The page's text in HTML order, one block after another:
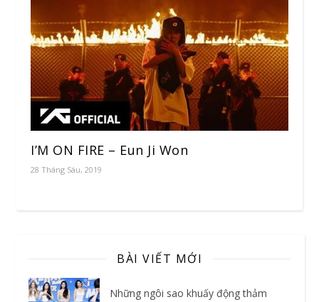
I’M ON FIRE – Eun Ji Won
28 Tháng Sáu, 2019
BÀI VIẾT MỚI
Những ngôi sao khuấy động thảm